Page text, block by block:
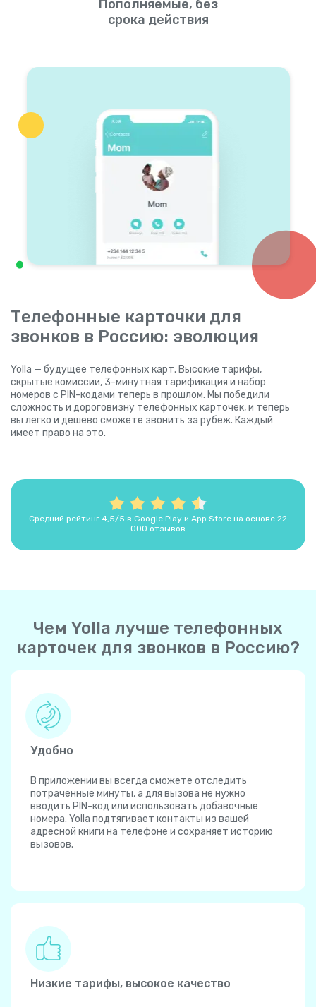
Пополняемые, без
срока действия
Телефонные карточки для
звонков в Россию: эволюция
Yolla — будущее телефонных карт. Высокие тарифы,
скрытые комиссии, 3-минутная тарификация и набор
номеров с PIN-кодами теперь в прошлом. Мы победили
сложность и дороговизну телефонных карточек, и теперь
вы легко и дешево сможете звонить за рубеж. Каждый
имеет право на это.
Средний рейтинг 4,5/5 в Google Play и App Store на основе 22
000 отзывов
Чем Yolla лучше телефонных
карточек для звонков в Россию?
Удобно
В приложении вы всегда сможете отследить
потраченные минуты, а для вызова не нужно
вводить PIN-код или использовать добавочные
номера. Yolla подтягивает контакты из вашей
адресной книги на телефоне и сохраняет историю
вызовов.
Низкие тарифы, высокое качество